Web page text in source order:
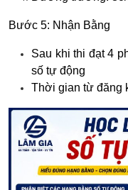
Bước 5: Nhận Bằng
Sau khi thi đạt 4
số tự động
Thời gian từ đăng